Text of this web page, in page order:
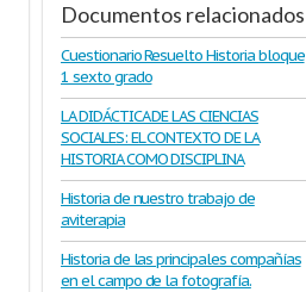
Documentos relacionados
Cuestionario Resuelto Historia bloque
1 sexto grado
LA DIDÁCTICA DE LAS CIENCIAS
SOCIALES: EL CONTEXTO DE LA
HISTORIA COMO DISCIPLINA
Historia de nuestro trabajo de
aviterapia
Historia de las principales compañías
en el campo de la fotografía.